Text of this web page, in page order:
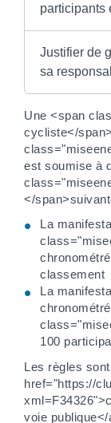
participants
Justifier de
sa
Une <span
cycliste</
est soumise à
</
La
classement
La
100
Les règles
href="https://
voie publique</